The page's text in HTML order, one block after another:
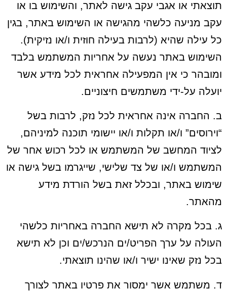
תוצאתי או אגבי עקב גישה לאתר, והשימוש בו או
עקב מניעה כלשהי מהגישה או השימוש באתר, בגין
כל עילה שהיא (לרבות בעילה חוזית ו/או נזיקית).
השימוש באתר נעשה על אחריות המשתמש בלבד
ומובהר כי אין המפעילה אחראית לכל מידע אשר
יועלה על-ידי משתמשים חיצוניים.
ב. החברה אינה אחראית לכל נזק, לרבות בשל
“וירוסים” ו/או תקלות ו/או יישומי תוכנה למיניהם,
לציוד המחשב של המשתמש או לכל רכוש אחר של
המשתמש ו/או של צד שלישי, שייגרמו בשל גישה או
שימוש באתר, ובכלל זאת בשל הורדת מידע
מהאתר.
ג. בכל מקרה לא תישא החברה באחריות כלשהי
העולה על ערך הפריט/ים הנרכש/ים וכן לא תישא
בכל נזק שאינו ישיר ו/או שהינו תוצאתי.
ד. משתמש אשר ימסור את פרטיו באתר לצורך